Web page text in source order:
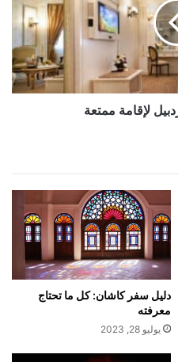
لإقامة ممتعة
دليل سفر كاشان: كل ما تحتاج
معرفته
يوليو 28, 2023